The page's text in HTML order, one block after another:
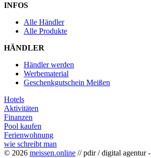
INFOS
Alle Händler
Alle Produkte
HÄNDLER
Händler werden
Werbematerial
Geschenkgutschein Meißen
Hotels
Aktivitäten
Finanzen
Pool kaufen
Ferienwohnung
wie schreibt man
© 2026 meissen.online // pdir / digital agentur -